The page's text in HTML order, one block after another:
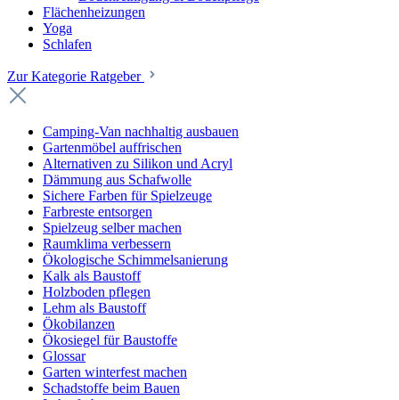
Flächenheizungen
Yoga
Schlafen
Zur Kategorie Ratgeber
Camping-Van nachhaltig ausbauen
Gartenmöbel auffrischen
Alternativen zu Silikon und Acryl
Dämmung aus Schafwolle
Sichere Farben für Spielzeuge
Farbreste entsorgen
Spielzeug selber machen
Raumklima verbessern
Ökologische Schimmelsanierung
Kalk als Baustoff
Holzboden pflegen
Lehm als Baustoff
Ökobilanzen
Ökosiegel für Baustoffe
Glossar
Garten winterfest machen
Schadstoffe beim Bauen